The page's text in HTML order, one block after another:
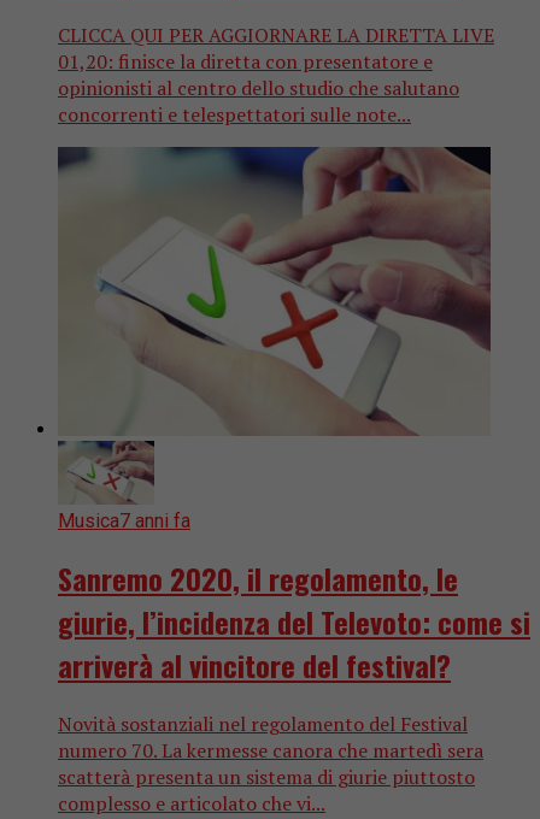
CLICCA QUI PER AGGIORNARE LA DIRETTA LIVE
01,20: finisce la diretta con presentatore e
opinionisti al centro dello studio che salutano
concorrenti e telespettatori sulle note...
Musica7 anni fa
Sanremo 2020, il regolamento, le
giurie, l’incidenza del Televoto: come si
arriverà al vincitore del festival?
Novità sostanziali nel regolamento del Festival
numero 70. La kermesse canora che martedì sera
scatterà presenta un sistema di giurie piuttosto
complesso e articolato che vi...